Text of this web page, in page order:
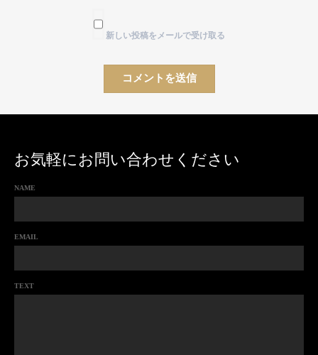
新しい投稿をメールで受け取る
お気軽にお問い合わせください
NAME
EMAIL
TEXT